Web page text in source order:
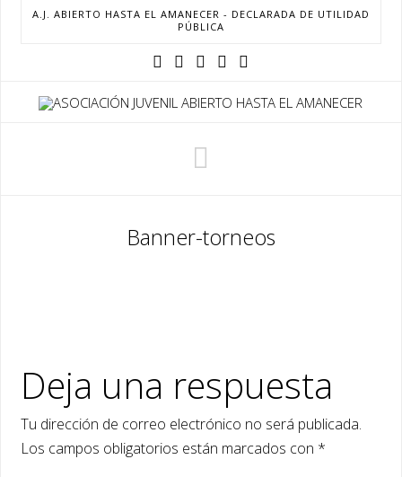
A.J. ABIERTO HASTA EL AMANECER - DECLARADA DE UTILIDAD
PÚBLICA
Banner-torneos
Deja una respuesta
Tu dirección de correo electrónico no será publicada.
Los campos obligatorios están marcados con *